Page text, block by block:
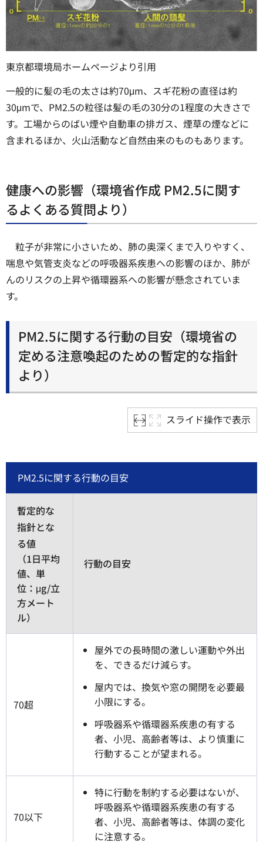
東京都環境局ホームページより引用
一般的に髪の毛の太さは約70μm、スギ花粉の直径は約
30μmで、PM2.5の粒径は髪の毛の30分の1程度の大きさで
す。工場からのばい煙や自動車の排ガス、煙草の煙などに
含まれるほか、火山活動など自然由来のものもあります。
健康への影響（環境省作成 PM2.5に関す
るよくある質問より）
粒子が非常に小さいため、肺の奥深くまで入りやすく、
喘息や気管支炎などの呼吸器系疾患への影響のほか、肺が
んのリスクの上昇や循環器系への影響が懸念されていま
す。
PM2.5に関する行動の目安（環境省の
定める注意喚起のための暫定的な指針
より）
スライド操作で表示
PM2.5に関する行動の目安
暫定的な
指針とな
る値
（1日平均
値、単
位：μg/立
方メート
ル）
行動の目安
70超
屋外での長時間の激しい運動や外出
を、できるだけ減らす。
屋内では、換気や窓の開閉を必要最
小限にする。
呼吸器系や循環器系疾患の有する
者、小児、高齢者等は、より慎重に
行動することが望まれる。
70以下
特に行動を制約する必要はないが、
呼吸器系や循環器系疾患の有する
者、小児、高齢者等は、体調の変化
に注意する。